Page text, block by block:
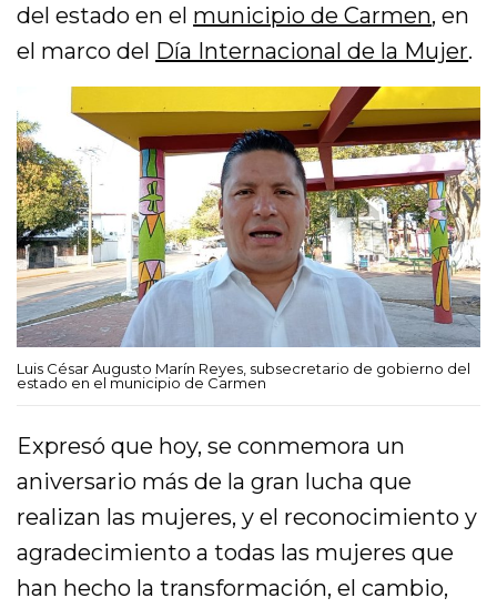
del estado en el municipio de Carmen, en
el marco del Día Internacional de la Mujer.
Luis César Augusto Marín Reyes, subsecretario de gobierno del
estado en el municipio de Carmen
Expresó que hoy, se conmemora un
aniversario más de la gran lucha que
realizan las mujeres, y el reconocimiento y
agradecimiento a todas las mujeres que
han hecho la transformación, el cambio,